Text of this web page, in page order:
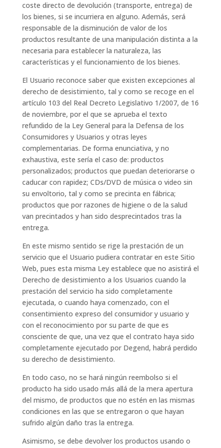
coste directo de devolución (transporte, entrega) de
los bienes, si se incurriera en alguno. Además, será
responsable de la disminución de valor de los
productos resultante de una manipulación distinta a la
necesaria para establecer la naturaleza, las
características y el funcionamiento de los bienes.
El Usuario reconoce saber que existen excepciones al
derecho de desistimiento, tal y como se recoge en el
artículo 103 del Real Decreto Legislativo 1/2007, de 16
de noviembre, por el que se aprueba el texto
refundido de la Ley General para la Defensa de los
Consumidores y Usuarios y otras leyes
complementarias. De forma enunciativa, y no
exhaustiva, este sería el caso de: productos
personalizados; productos que puedan deteriorarse o
caducar con rapidez; CDs/DVD de música o video sin
su envoltorio, tal y como se precinta en fábrica;
productos que por razones de higiene o de la salud
van precintados y han sido desprecintados tras la
entrega.
En este mismo sentido se rige la prestación de un
servicio que el Usuario pudiera contratar en este Sitio
Web, pues esta misma Ley establece que no asistirá el
Derecho de desistimiento a los Usuarios cuando la
prestación del servicio ha sido completamente
ejecutada, o cuando haya comenzado, con el
consentimiento expreso del consumidor y usuario y
con el reconocimiento por su parte de que es
consciente de que, una vez que el contrato haya sido
completamente ejecutado por Degend, habrá perdido
su derecho de desistimiento.
En todo caso, no se hará ningún reembolso si el
producto ha sido usado más allá de la mera apertura
del mismo, de productos que no estén en las mismas
condiciones en las que se entregaron o que hayan
sufrido algún daño tras la entrega.
Asimismo, se debe devolver los productos usando o